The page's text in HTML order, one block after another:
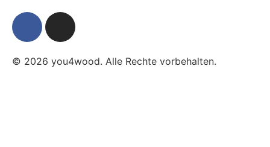
© 2026 you4wood. Alle Rechte vorbehalten.